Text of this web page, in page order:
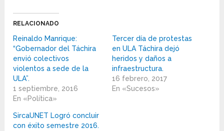
RELACIONADO
Reinaldo Manrique:
“Gobernador del Táchira
envió colectivos
violentos a sede de la
ULA”.
1 septiembre, 2016
En «Política»
Tercer día de protestas
en ULA Táchira dejó
heridos y daños a
infraestructura.
16 febrero, 2017
En «Sucesos»
SircaUNET Logró concluir
con éxito semestre 2016.